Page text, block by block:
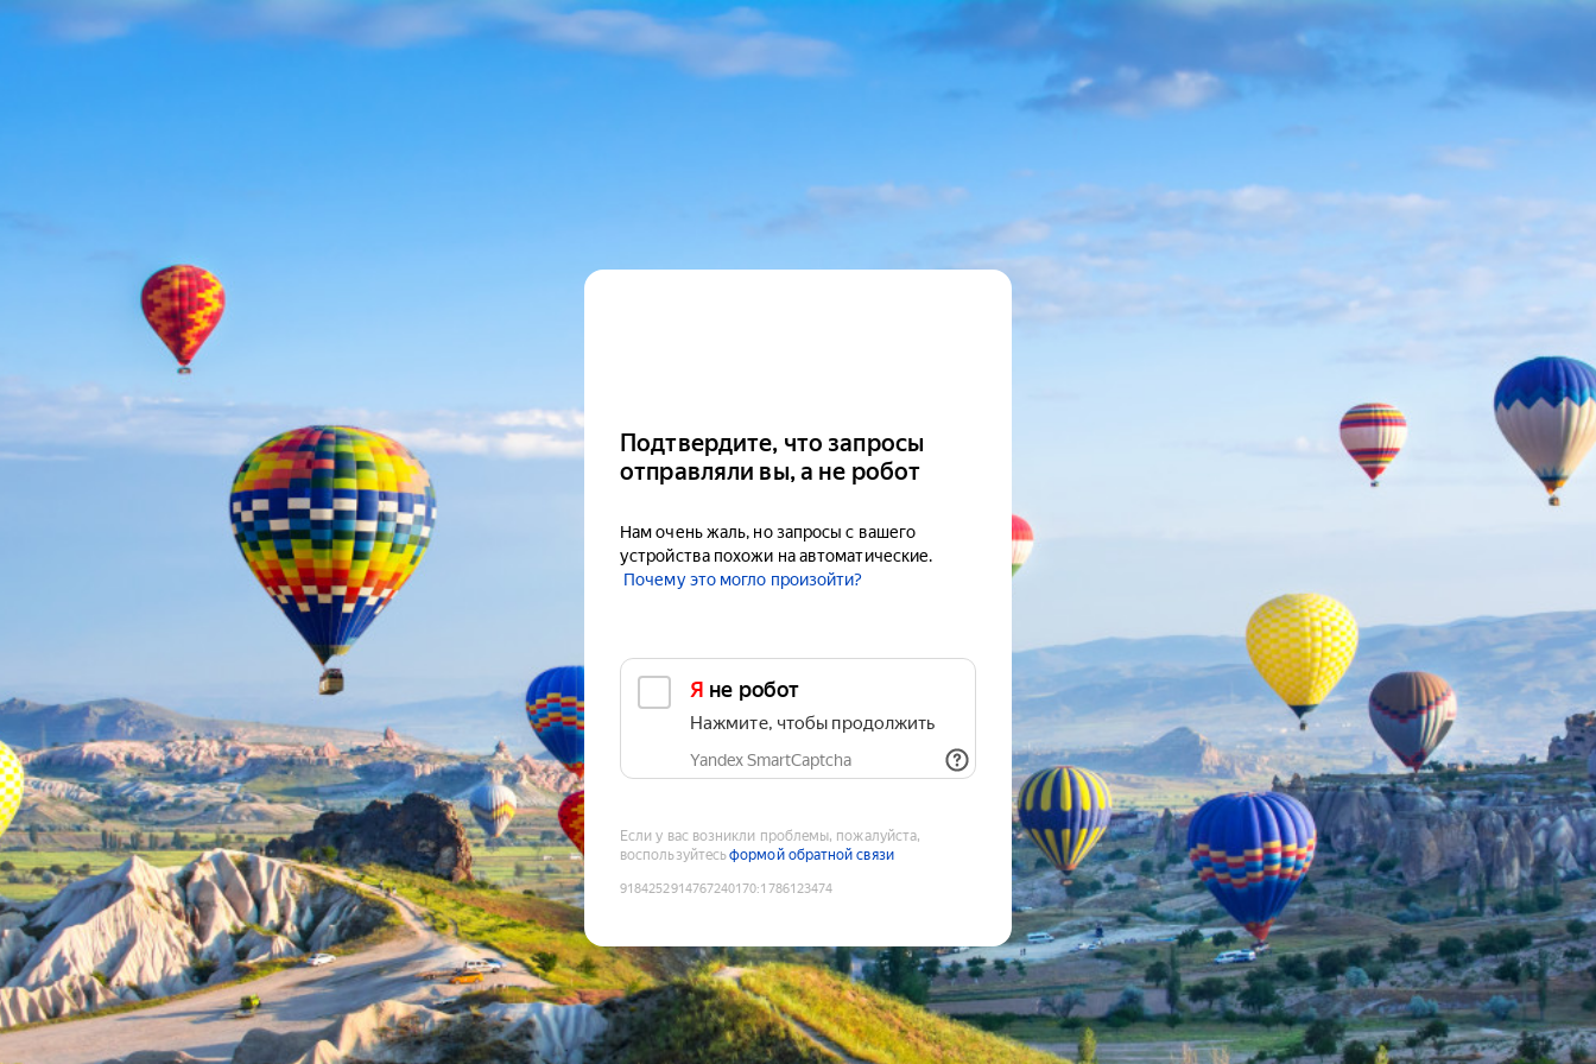
Подтвердите, что запросы
отправляли вы, а не робот
Нам очень жаль, но запросы с вашего
устройства похожи на автоматические.
Почему это могло произойти?
Я не робот
Нажмите, чтобы продолжить
Yandex SmartCaptcha
Если у вас возникли проблемы, пожалуйста,
воспользуйтесьформой обратной связи
9184252914767240170:1786123474